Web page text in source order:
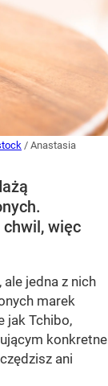
/ Anastasia
chwil, więc
jedna z nich
marek
jak Tchibo,
konkretne
ani